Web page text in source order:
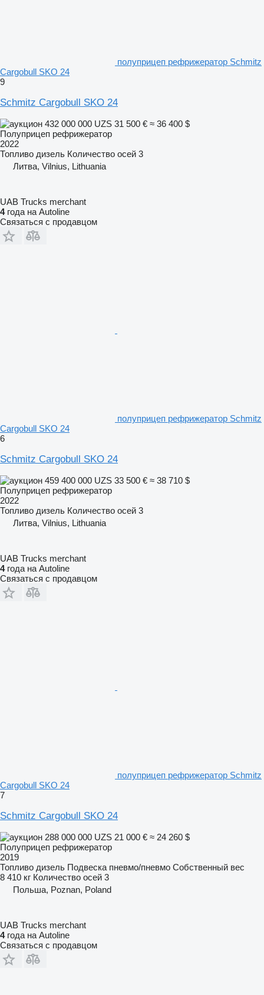
полуприцеп рефрижератор Schmitz
Cargobull SKO 24
9
Schmitz Cargobull SKO 24
432 000 000 UZS 31 500 € ≈ 36 400 $
Полуприцеп рефрижератор
2022
Топливо дизель Количество осей 3
Литва, Vilnius, Lithuania
UAB Trucks merchant
4года на Autoline
Связаться с продавцом
полуприцеп рефрижератор Schmitz
Cargobull SKO 24
6
Schmitz Cargobull SKO 24
459 400 000 UZS 33 500 € ≈ 38 710 $
Полуприцеп рефрижератор
2022
Топливо дизель Количество осей 3
Литва, Vilnius, Lithuania
UAB Trucks merchant
4года на Autoline
Связаться с продавцом
полуприцеп рефрижератор Schmitz
Cargobull SKO 24
7
Schmitz Cargobull SKO 24
288 000 000 UZS 21 000 € ≈ 24 260 $
Полуприцеп рефрижератор
2019
Топливо дизель Подвеска пневмо/пневмо Собственный вес
8 410 кг Количество осей 3
Польша, Poznan, Poland
UAB Trucks merchant
4года на Autoline
Связаться с продавцом